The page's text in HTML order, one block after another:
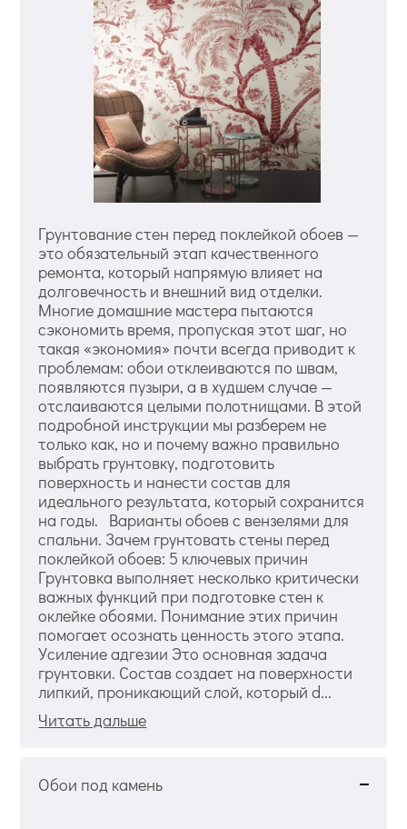
Грунтование стен перед поклейкой обоев —
это обязательный этап качественного
ремонта, который напрямую влияет на
долговечность и внешний вид отделки.
Многие домашние мастера пытаются
сэкономить время, пропуская этот шаг, но
такая «экономия» почти всегда приводит к
проблемам: обои отклеиваются по швам,
появляются пузыри, а в худшем случае —
отслаиваются целыми полотнищами. В этой
подробной инструкции мы разберем не
только как, но и почему важно правильно
выбрать грунтовку, подготовить
поверхность и нанести состав для
идеального результата, который сохранится
на годы. Варианты обоев с вензелями для
спальни. Зачем грунтовать стены перед
поклейкой обоев: 5 ключевых причин
Грунтовка выполняет несколько критически
важных функций при подготовке стен к
оклейке обоями. Понимание этих причин
помогает осознать ценность этого этапа.
Усиление адгезии Это основная задача
грунтовки. Состав создает на поверхности
липкий, проникающий слой, который d...
Читать дальше
Обои под камень